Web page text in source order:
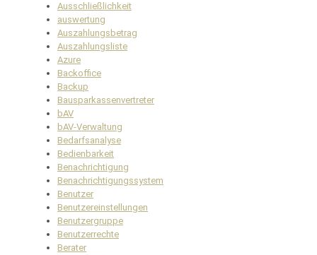
Ausschließlichkeit
auswertung
Auszahlungsbetrag
Auszahlungsliste
Azure
Backoffice
Backup
Bausparkassenvertreter
bAV
bAV-Verwaltung
Bedarfsanalyse
Bedienbarkeit
Benachrichtigung
Benachrichtigungssystem
Benutzer
Benutzereinstellungen
Benutzergruppe
Benutzerrechte
Berater